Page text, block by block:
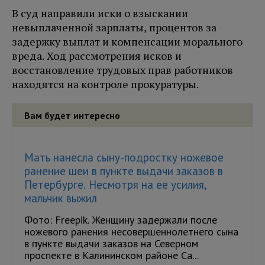
В суд направили иски о взыскании
невыплаченной зарплаты, процентов за
задержку выплат и компенсации морального
вреда. Ход рассмотрения исков и
восстановление трудовых прав работников
находятся на контроле прокуратуры.
Вам будет интересно
Мать нанесла сыну-подростку ножевое
ранение шеи в пункте выдачи заказов в
Петербурге. Несмотря на ее усилия,
мальчик выжил
Фото: Freepik. Женщину задержали после
ножевого ранения несовершеннолетнего сына
в пункте выдачи заказов на Северном
проспекте в Калининском районе Са...